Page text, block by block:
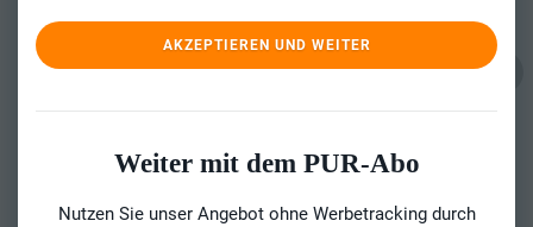
AKZEPTIEREN UND WEITER
Weiter mit dem PUR-Abo
Nutzen Sie unser Angebot ohne Werbetracking durch